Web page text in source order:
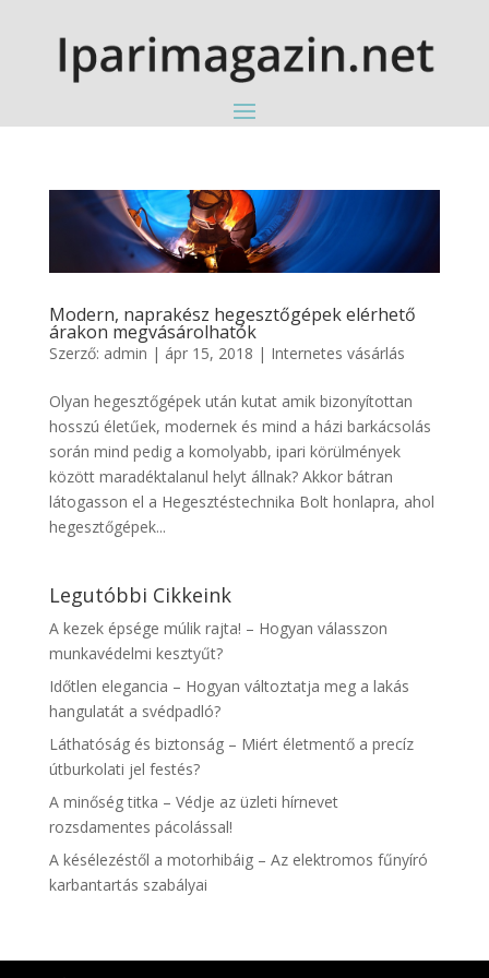
Modern, naprakész hegesztőgépek elérhető
árakon megvásárolhatók
Szerző: admin | ápr 15, 2018 | Internetes vásárlás
Olyan hegesztőgépek után kutat amik bizonyítottan
hosszú életűek, modernek és mind a házi barkácsolás
során mind pedig a komolyabb, ipari körülmények
között maradéktalanul helyt állnak? Akkor bátran
látogasson el a Hegesztéstechnika Bolt honlapra, ahol
hegesztőgépek...
Legutóbbi Cikkeink
A kezek épsége múlik rajta! – Hogyan válasszon
munkavédelmi kesztyűt?
Időtlen elegancia – Hogyan változtatja meg a lakás
hangulatát a svédpadló?
Láthatóság és biztonság – Miért életmentő a precíz
útburkolati jel festés?
A minőség titka – Védje az üzleti hírnevet
rozsdamentes pácolással!
A késélezéstől a motorhibáig – Az elektromos fűnyíró
karbantartás szabályai